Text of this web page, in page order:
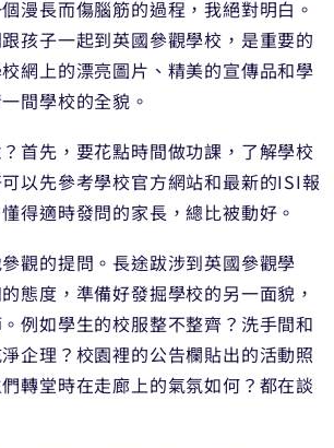
漫長而傷腦筋的過程，我絕對明白。
孩子一起到英國參觀學校，是重要的
網上的漂亮圖片、精美的宣傳品和學
間學校的全貌。
首先，要花點時間做功課，了解學校
以先參考學校官方網站和最新的ISI報
得適時發問的家長，總比被動好。
觀的提問。長途跋涉到英國參觀學
態度，準備好發掘學校的另一面貌，
例如學生的校服整不整齊？洗手間和
企理？校園裡的公告欄貼出的活動照
轉堂時在走廊上的氣氛如何？都在談